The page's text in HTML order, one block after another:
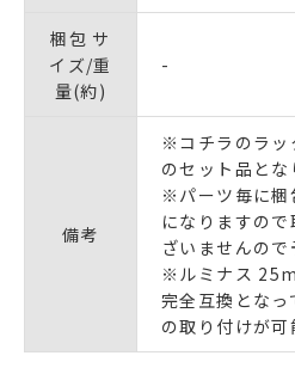
梱包 サ
イズ/重
量(約)
-
備考
※コチラのラッ
のセット品とな
※パーツ毎に梱
になりますの
ざいませんの
※ルミナス
完全互換とな
の取り付けが可